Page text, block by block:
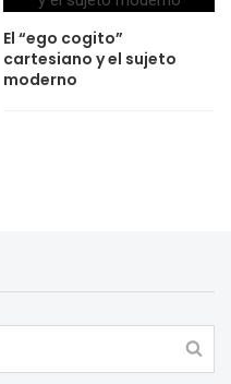
El “ego cogito”
cartesiano y el sujeto
moderno